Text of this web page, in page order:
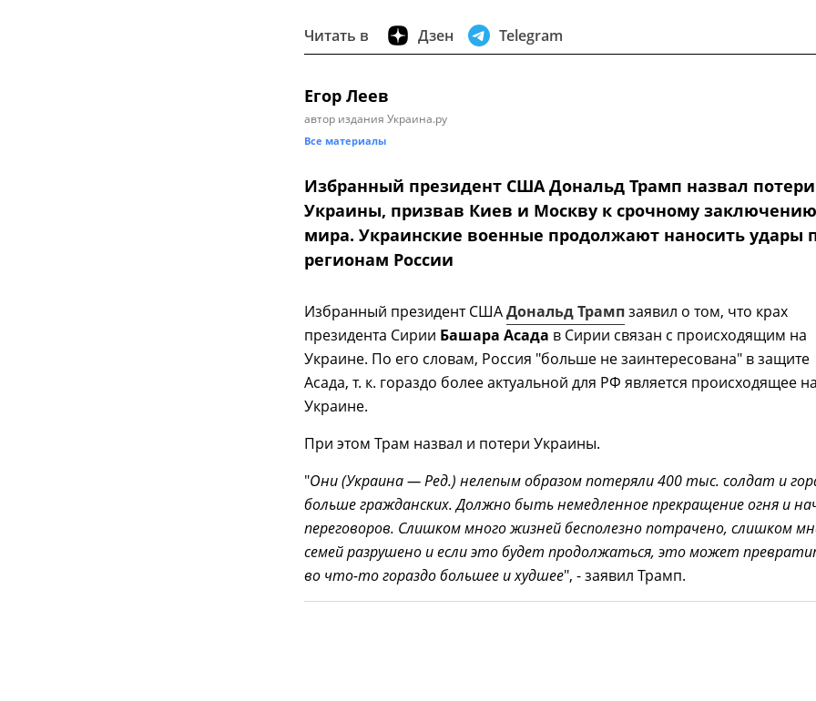
Читать в Дзен Telegram
Егор Леев
автор издания Украина.ру
Все материалы
Избранный президент США Дональд Трамп назвал потери
Украины, призвав Киев и Москву к срочному заключению
мира. Украинские военные продолжают наносить удары
регионам России
Избранный президент СШАДональд Трампзаявил о том, что крах
президента Сирии Башара Асада в Сирии связан с происходящим на
Украине. По его словам, Россия "больше не заинтересована" в защите
Асада, т. к. гораздо более актуальной для РФ является происходящее
Украине.
При этом Трам назвал и потери Украины.
"Они (Украина — Ред.) нелепым образом потеряли 400 тыс. солдат и
больше гражданских. Должно быть немедленное прекращение огня и
переговоров. Слишком много жизней бесполезно потрачено, слишком
семей разрушено и если это будет продолжаться, это может
во что-то гораздо большее и худшее", - заявил Трамп.